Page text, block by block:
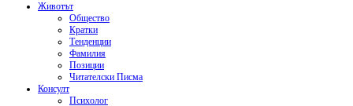
Животът
Общество
Кратки
Тенденции
Фамилия
Позиции
Читателски Писма
Консулт
Психолог